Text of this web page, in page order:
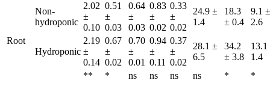
Root
Non-
hydroponic
2.02
±
0.10
0.51
±
0.03
0.64
±
0.03
0.83
±
0.02
0.33
±
0.02
24.9 ±
1.4
18.3
± 0.4
9.1 ±
2.6
Hydroponic
2.19
±
0.14
0.67
±
0.02
0.70
±
0.01
0.94
±
0.11
0.37
±
0.02
28.1 ±
6.5
34.2
± 3.8
13.1
1.4
**
* ns ns ns ns * *